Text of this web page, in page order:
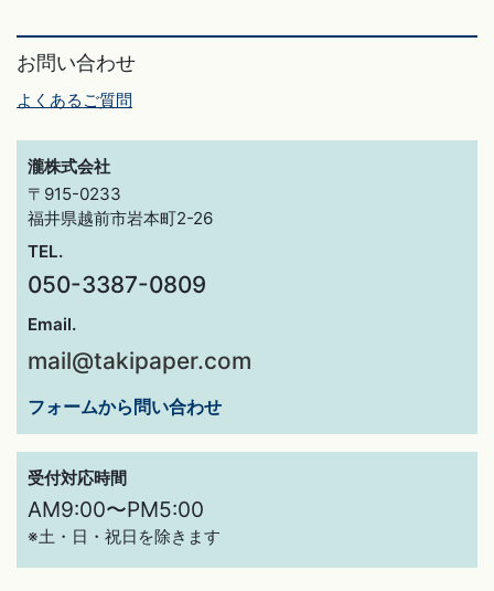
お問い合わせ
よくあるご質問
瀧株式会社
〒915-0233
福井県越前市岩本町2-26
TEL.
050-3387-0809
Email.
mail@takipaper.com
フォームから問い合わせ
受付対応時間
AM9:00〜PM5:00
※土・日・祝日を除きます